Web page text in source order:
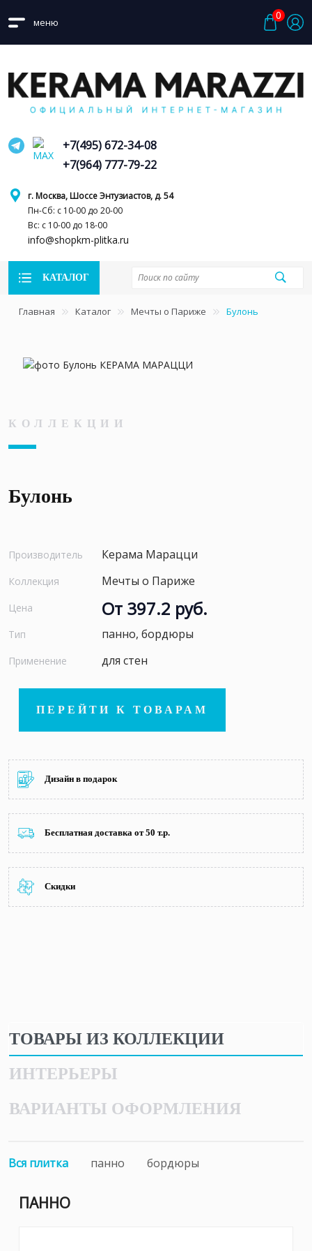
меню
0
г. Москва, Шоссе Энтузиастов, д. 54
Пн-Сб: с 10-00 до 20-00
Вс: с 10-00 до 18-00
info@shopkm-plitka.ru
+7(495) 672-34-08
+7(964) 777-79-22
КАТАЛОГ
Главная Каталог Мечты о Париже Булонь
КОЛЛЕКЦИИ
Булонь
Производитель Керама Марацци
Коллекция Мечты о Париже
Цена От 397.2 руб.
Тип панно, бордюры
Применение для стен
ПЕРЕЙТИ К ТОВАРАМ
Дизайн в подарок
Бесплатная доставка от 50 т.р.
Скидки
ТОВАРЫ ИЗ КОЛЛЕКЦИИ
ИНТЕРЬЕРЫ
ВАРИАНТЫ ОФОРМЛЕНИЯ
Вся плитка панно бордюры
ПАННО